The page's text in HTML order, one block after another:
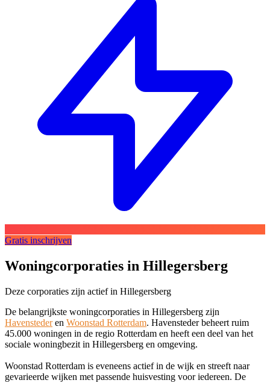
Gratis inschrijven
Woningcorporaties in Hillegersberg
Deze corporaties zijn actief in Hillegersberg
De belangrijkste woningcorporaties in Hillegersberg zijn
Havenstederen Woonstad Rotterdam. Havensteder beheert ruim
45.000 woningen in de regio Rotterdam en heeft een deel van het
sociale woningbezit in Hillegersberg en omgeving.
Woonstad Rotterdam is eveneens actief in de wijk en streeft naar
gevarieerde wijken met passende huisvesting voor iedereen. De